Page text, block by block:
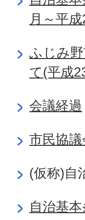
月～平
ふじみ
て(平成
会議経過
市民協
(仮称)自
自治基